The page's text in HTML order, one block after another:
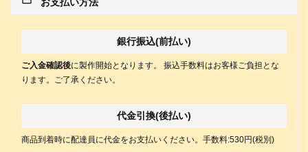
銀行振込(前払い)
ご入金確認後に製作開始となります。 振込手数料はお客様ご負担とな
ります。ご了承ください。
代金引換(後払い)
商品到着時に配達員に代金をお支払いください。手数料:530円(税別)